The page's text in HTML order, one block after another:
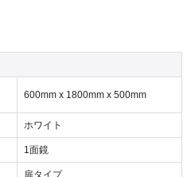
600mm x 1800mm x 500mm
ホワイト
1面鏡
扉タイプ